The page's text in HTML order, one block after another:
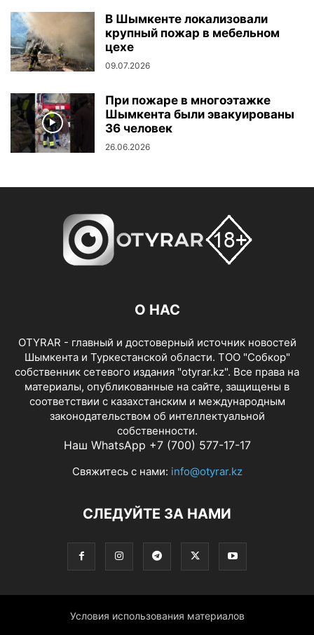
В Шымкенте локализовали
крупный пожар в мебельном
цехе
09.07.2026
При пожаре в многоэтажке
Шымкента были эвакуированы
36 человек
26.06.2026
О НАС
OTYRAR - главный и достоверный источник новостей
Шымкента и Туркестанской области. ТОО "Собкор"
собственник сетевого издания "otyrar.kz". Все права на
материалы, опубликованные на сайте, защищены в
соответствии с казахстанским и международным
законодательством об интеллектуальной
собственности.
Наш WhatsApp +7 (700) 577-17-17
Свяжитесь с нами: info@otyrar.kz
СЛЕДУЙТЕ ЗА НАМИ
Условия использования материалов